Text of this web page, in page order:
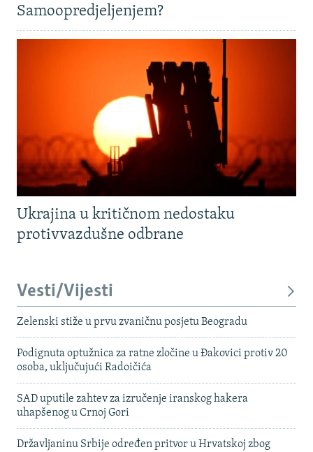
Samoopredjeljenjem?
Ukrajina u kritičnom nedostaku
protivvazdušne odbrane
Vesti/Vijesti
Zelenski stiže u prvu zvaničnu posjetu Beogradu
Podignuta optužnica za ratne zločine u Đakovici protiv 20
osoba, uključujući Radoičića
SAD uputile zahtev za izručenje iranskog hakera
uhapšenog u Crnoj Gori
Državljaninu Srbije određen pritvor u Hrvatskoj zbog